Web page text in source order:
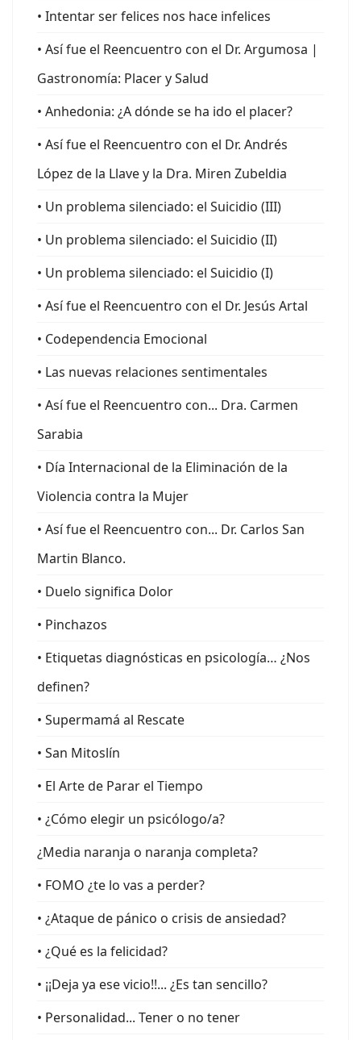
• Intentar ser felices nos hace infelices
• Así fue el Reencuentro con el Dr. Argumosa |
Gastronomía: Placer y Salud
• Anhedonia: ¿A dónde se ha ido el placer?
• Así fue el Reencuentro con el Dr. Andrés
López de la Llave y la Dra. Miren Zubeldia
• Un problema silenciado: el Suicidio (III)
• Un problema silenciado: el Suicidio (II)
• Un problema silenciado: el Suicidio (I)
• Así fue el Reencuentro con el Dr. Jesús Artal
• Codependencia Emocional
• Las nuevas relaciones sentimentales
• Así fue el Reencuentro con... Dra. Carmen
Sarabia
• Día Internacional de la Eliminación de la
Violencia contra la Mujer
• Así fue el Reencuentro con... Dr. Carlos San
Martin Blanco.
• Duelo significa Dolor
• Pinchazos
• Etiquetas diagnósticas en psicología… ¿Nos
definen?
• Supermamá al Rescate
• San Mitoslín
• El Arte de Parar el Tiempo
• ¿Cómo elegir un psicólogo/a?
¿Media naranja o naranja completa?
• FOMO ¿te lo vas a perder?
• ¿Ataque de pánico o crisis de ansiedad?
• ¿Qué es la felicidad?
• ¡¡Deja ya ese vicio!!... ¿Es tan sencillo?
• Personalidad... Tener o no tener